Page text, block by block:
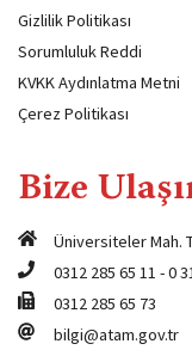
Gizlilik Politikası
Sorumluluk Reddi
KVKK Aydınlatma Metni
Çerez Politikası
Bize
Üniversiteler Mah.
0312 285 65 11 -0
0312 285 65 73
bilgi@atam.gov.tr